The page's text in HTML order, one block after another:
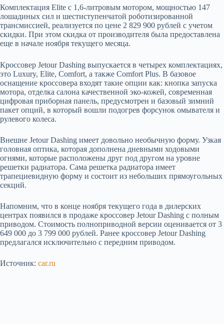
Комплектация Elite с 1,6-литровым мотором, мощностью 147
лошадиных сил и шестиступенчатой роботизированной
трансмиссией, реализуется по цене 2 829 900 рублей с учетом
скидки. При этом скидка от производителя была предоставлена
еще в начале ноября текущего месяца.
Кроссовер Jetour Dashing выпускается в четырех комплектациях,
это Luxury, Elite, Comfort, а также Comfort Plus. В базовое
оснащение кроссовера входят такие опции как: кнопка запуска
мотора, отделка салона качественной эко-кожей, современная
цифровая приборная панель, предусмотрен и базовый зимний
пакет опций, в который вошли подогрев форсунок омывателя и
рулевого колеса.
Внешне Jetour Dashing имеет довольно необычную форму. Узкая
головная оптика, которая дополнена дневными ходовыми
огнями, которые расположены друг под другом на уровне
решетки радиатора. Сама решетка радиатора имеет
трапециевидную форму и состоит из небольших прямоугольных
секций.
Напомним, что в конце ноября текущего года в дилерских
центрах появился в продаже кроссовер Jetour Dashing с полным
приводом. Стоимость полноприводной версии оценивается от 3
649 000 до 3 799 000 рублей. Ранее кроссовер Jetour Dashing
предлагался исключительно с передним приводом.
Источник: car.ru